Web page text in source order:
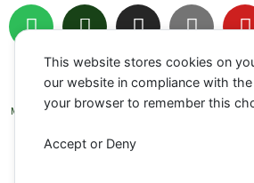
S
p
P
o
d
c
a
t
I
n
s
t
a
Y
o
u
t
u
t
Impressum Datenschutz
Cookie-
Kontakt: info@erbsenschreck.de
Made with♥for animals
This website stores cookies on
our website in compliance with
your browser to remember this
Accept or Deny